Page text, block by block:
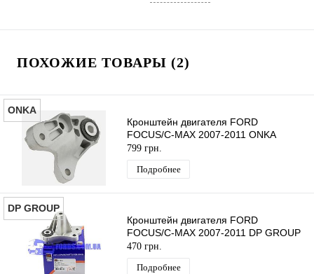
ПОХОЖИЕ ТОВАРЫ (2)
ONKA
Кронштейн двигателя FORD
FOCUS/C-MAX 2007-2011 ONKA
799 грн.
Подробнее
DP GROUP
Кронштейн двигателя FORD
FOCUS/C-MAX 2007-2011 DP GROUP
470 грн.
Подробнее